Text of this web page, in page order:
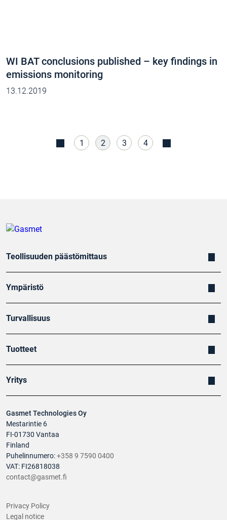
WI BAT conclusions published – key findings in
emissions monitoring
13.12.2019
1 2 3 4
Gasmet Technologies Oy
Mestarintie 6
FI-01730 Vantaa
Finland
Puhelinnumero:+358 9 7590 0400
VAT: FI26818038
contact@gasmet.fi
Teollisuuden päästömittaus
Ympäristö
Turvallisuus
Tuotteet
Yritys
Privacy Policy
Legal notice